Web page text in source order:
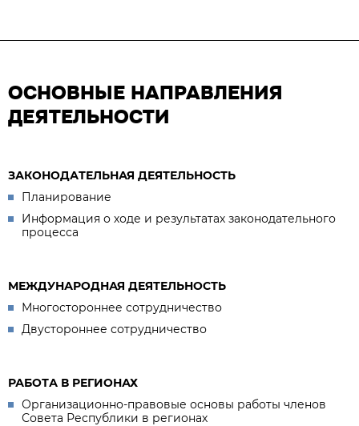
ОСНОВНЫЕ НАПРАВЛЕНИЯ
ДЕЯТЕЛЬНОСТИ
ЗАКОНОДАТЕЛЬНАЯ ДЕЯТЕЛЬНОСТЬ
Планирование
Информация о ходе и результатах законодательного
процесса
МЕЖДУНАРОДНАЯ ДЕЯТЕЛЬНОСТЬ
Многостороннее сотрудничество
Двустороннее сотрудничество
РАБОТА В РЕГИОНАХ
Организационно-правовые основы работы членов
Совета Республики в регионах